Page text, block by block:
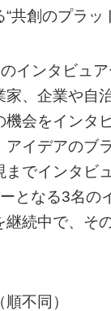
共創のプラッ
インタビュ
、企業や⾃
会をインタ
イデアのブ
までインタビ
となる3名
続中で、そ
不同）